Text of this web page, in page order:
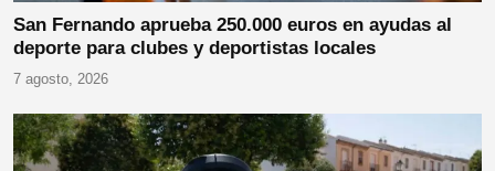
San Fernando aprueba 250.000 euros en ayudas al
deporte para clubes y deportistas locales
7 agosto, 2026